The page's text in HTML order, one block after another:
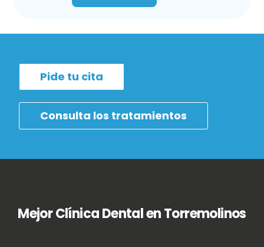
Pide tu cita
Consulta los tratamientos
Mejor Clínica Dental en Torremolinos